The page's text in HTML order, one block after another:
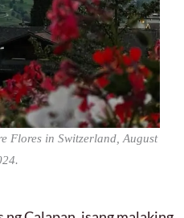
Flores in Switzerland, August